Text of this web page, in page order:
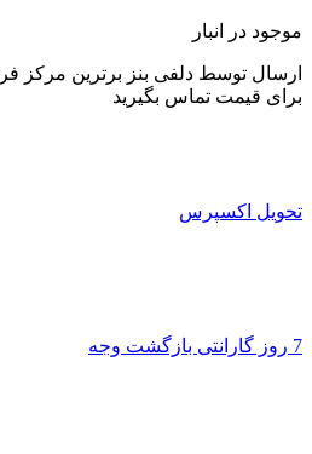
موجود در انبار
ارسال توسط دلفی بنز برترین مرکز
برای قیمت تماس بگیرید
تحویل اکسپرس
7 روز گارانتی بازگشت وجه